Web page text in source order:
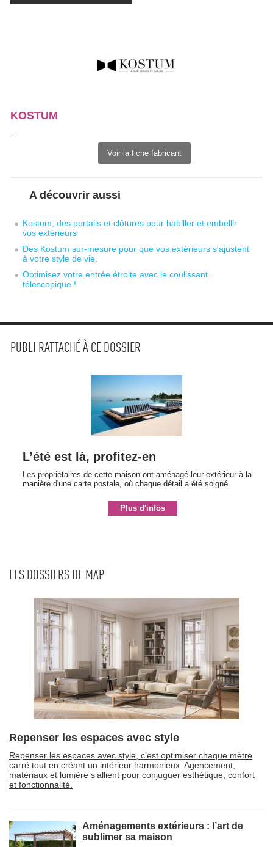
KOSTUM
Voir la fiche fabricant
A découvrir aussi
Kostum, des portails et clôtures pour habiller et embellir
vos extérieurs
Des Kostum sur-mesure pour que vos extérieurs s'ajustent
à votre style de vie.
Optimisez votre entrée étroite avec le coulissant
télescopique !
PUBLI RATTACHÉ À CE DOSSIER
L’été est là, profitez-en
Les propriétaires de cette maison ont aménagé leur extérieur à la
manière d'une carte postale, où chaque détail a été soigné.
Plus d'infos
LES DOSSIERS DE MAP
Repenser les espaces avec style
Repenser les espaces avec style, c’est optimiser chaque mètre
carré tout en créant un intérieur harmonieux. Agencement,
matériaux et lumière s’allient pour conjuguer esthétique, confort
et fonctionnalité.
Aménagements extérieurs : l’art de
sublimer sa maison